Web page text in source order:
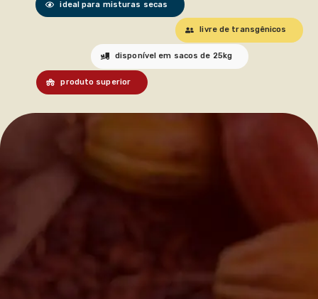
ideal para misturas secas​
livre de transgênicos
disponível em sacos de 25kg
produto superior